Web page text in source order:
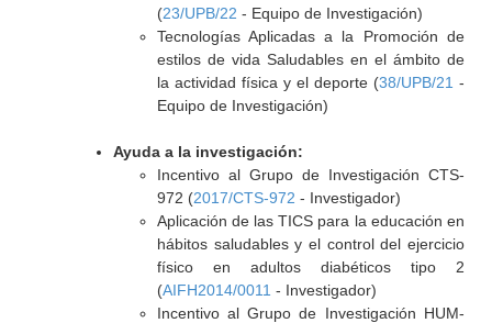
(23/UPB/22 - Equipo de Investigación)
Tecnologías Aplicadas a la Promoción de
estilos de vida Saludables en el ámbito de
la actividad física y el deporte (38/UPB/21 -
Equipo de Investigación)
Ayuda a la investigación:
Incentivo al Grupo de Investigación CTS-
972 (2017/CTS-972 - Investigador)
Aplicación de las TICS para la educación en
hábitos saludables y el control del ejercicio
físico en adultos diabéticos tipo 2
(AIFH2014/0011 - Investigador)
Incentivo al Grupo de Investigación HUM-